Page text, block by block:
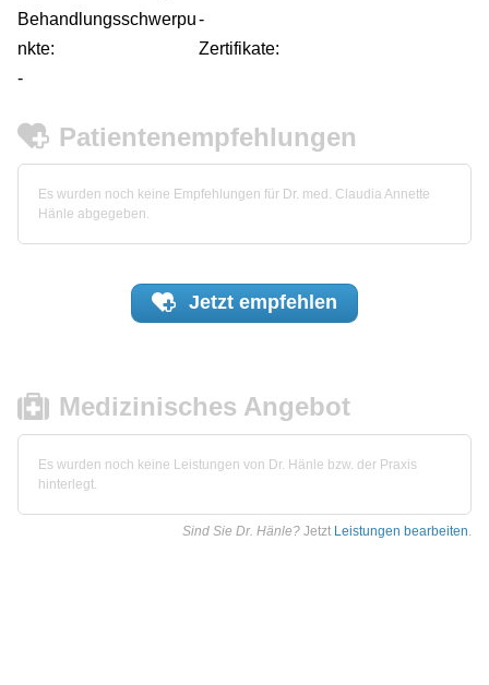
Behandlungsschwerpu
nkte:
-
Zertifikate:
-
Patientenempfehlungen
Es wurden noch keine Empfehlungen für Dr. med. Claudia Annette
Hänle abgegeben.
Jetzt empfehlen
Medizinisches Angebot
Es wurden noch keine Leistungen von Dr. Hänle bzw. der Praxis
hinterlegt.
Sind Sie Dr. Hänle? Jetzt Leistungen bearbeiten.